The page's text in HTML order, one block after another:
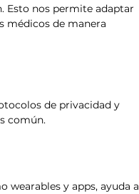
Esto nos permite adaptar
médicos de manera
de privacidad y
común.
y apps, ayuda a